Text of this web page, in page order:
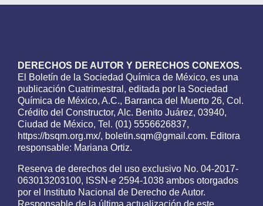
DERECHOS DE AUTOR Y DERECHOS CONEXOS.
El Boletín de la Sociedad Química de México, es una
publicación Cuatrimestral, editada por la Sociedad
Química de México, A.C., Barranca del Muerto 26, Col.
Crédito del Constructor, Alc. Benito Juárez, 03940,
Ciudad de México, Tel. (01) 5556626837,
https://bsqm.org.mx/, boletin.sqm@gmail.com. Editora
responsable: Mariana Ortiz.
Reserva de derechos del uso exclusivo No. 04-2017-
063013203100, ISSN-e 2594-1038 ambos otorgados
por el Instituto Nacional de Derecho de Autor.